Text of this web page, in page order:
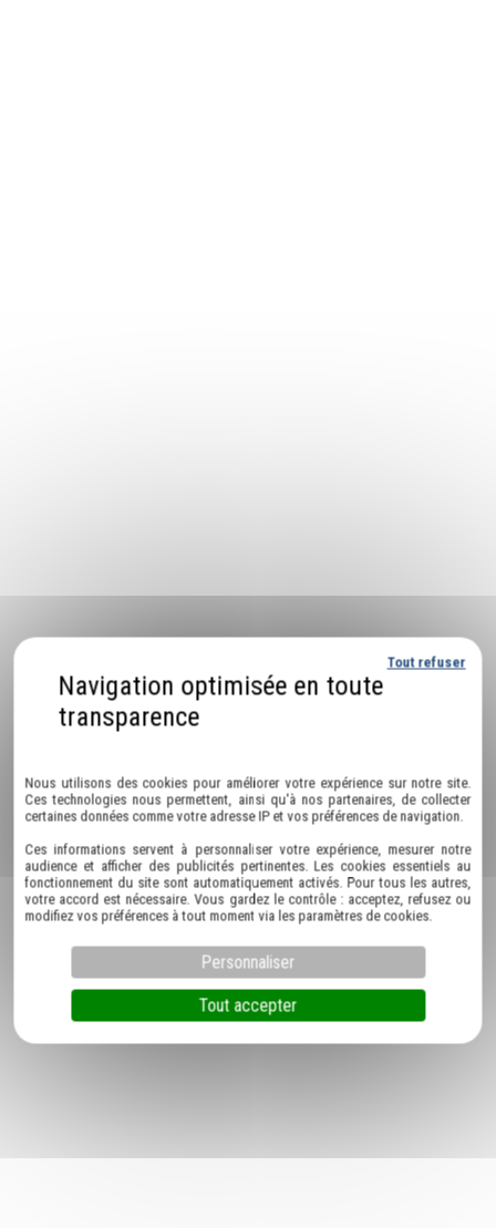
Nous utilisons des cookies pour améliorer votre expérience sur notre site.
Ces technologies nous permettent, ainsi qu'à nos partenaires, de collecter
certaines données comme votre adresse IP et vos préférences de navigation.
Ces informations servent à personnaliser votre expérience, mesurer notre
audience et afficher des publicités pertinentes. Les cookies essentiels au
fonctionnement du site sont automatiquement activés. Pour tous les autres,
votre accord est nécessaire. Vous gardez le contrôle : acceptez, refusez ou
modifiez vos préférences à tout moment via les paramètres de cookies.
Tout accepter
Tout refuser
Personnaliser